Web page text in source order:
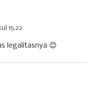
15.22
legalitasnya 😊